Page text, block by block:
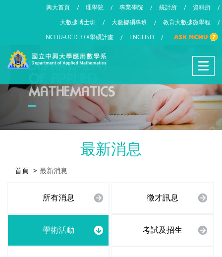
興大首頁 / 理學院 / 專業學院 / 統計所 / 資科所
/
大數據博士班
/ 大數據碩專班 / 教育大數據微學程
/
NCHU-UCD 3+X學碩計畫
/ ENGLISH /
最新消息
首頁 最新消息
所有消息 徵才訊息
學術活動 考試及招生